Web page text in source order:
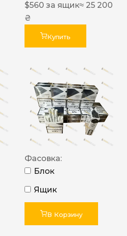
$560 за ящик≈ 25 200
₴
Купить
Фасовка:
Блок
Ящик
В Корзину